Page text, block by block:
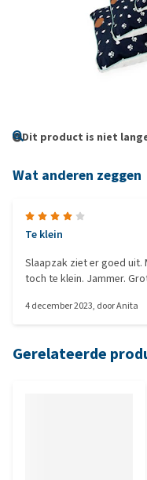
Dit product is niet
Wat anderen zeggen
Te klein
Slaapzak ziet er goed uit.
toch te klein. Jammer.
4 december 2023, doorAnita
Gerelateerde